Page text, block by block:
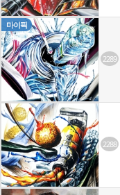
마이픽
2289
2288